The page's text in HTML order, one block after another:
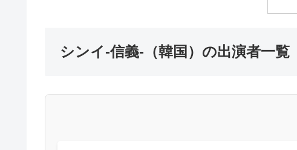
シンイ-信義-（韓国）の出演者一覧